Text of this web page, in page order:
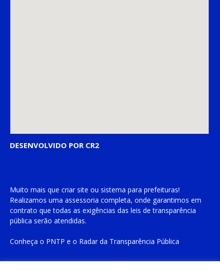
DESENVOLVIDO POR CR2
Muito mais que criar site ou sistema para prefeituras!
Realizamos uma assessoria completa, onde garantimos em
contrato que todas as exigências das leis de transparência
pública serão atendidas.
Conheça o PNTP e o Radar da Transparência Pública